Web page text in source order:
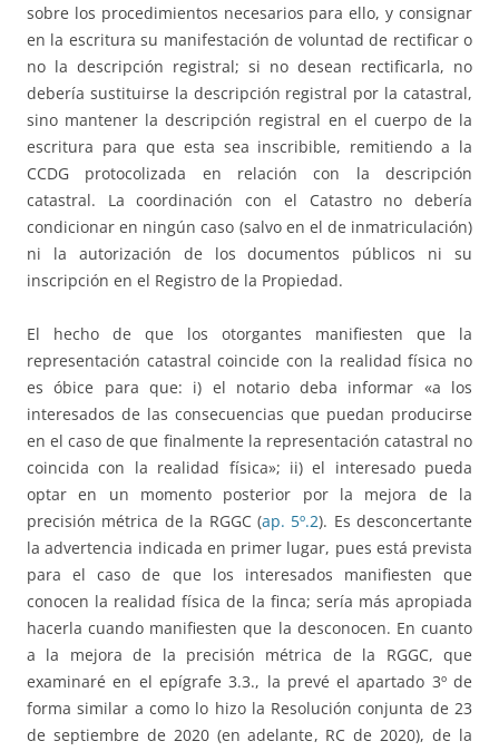
sobre los procedimientos necesarios para ello, y consignar
en la escritura su manifestación de voluntad de rectificar o
no la descripción registral; si no desean rectificarla, no
debería sustituirse la descripción registral por la catastral,
sino mantener la descripción registral en el cuerpo de la
escritura para que esta sea inscribible, remitiendo a la
CCDG protocolizada en relación con la descripción
catastral. La coordinación con el Catastro no debería
condicionar en ningún caso (salvo en el de inmatriculación)
ni la autorización de los documentos públicos ni su
inscripción en el Registro de la Propiedad.
El hecho de que los otorgantes manifiesten que la
representación catastral coincide con la realidad física no
es óbice para que: i) el notario deba informar «a los
interesados de las consecuencias que puedan producirse
en el caso de que finalmente la representación catastral no
coincida con la realidad física»; ii) el interesado pueda
optar en un momento posterior por la mejora de la
precisión métrica de la RGGC (ap. 5º.2). Es desconcertante
la advertencia indicada en primer lugar, pues está prevista
para el caso de que los interesados manifiesten que
conocen la realidad física de la finca; sería más apropiada
hacerla cuando manifiesten que la desconocen. En cuanto
a la mejora de la precisión métrica de la RGGC, que
examinaré en el epígrafe 3.3., la prevé el apartado 3º de
forma similar a como lo hizo la Resolución conjunta de 23
de septiembre de 2020 (en adelante, RC de 2020), de la